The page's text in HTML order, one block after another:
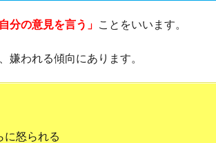
分の意見を言う」 ことをいいます。
嫌われる傾向にあります。
に怒られる